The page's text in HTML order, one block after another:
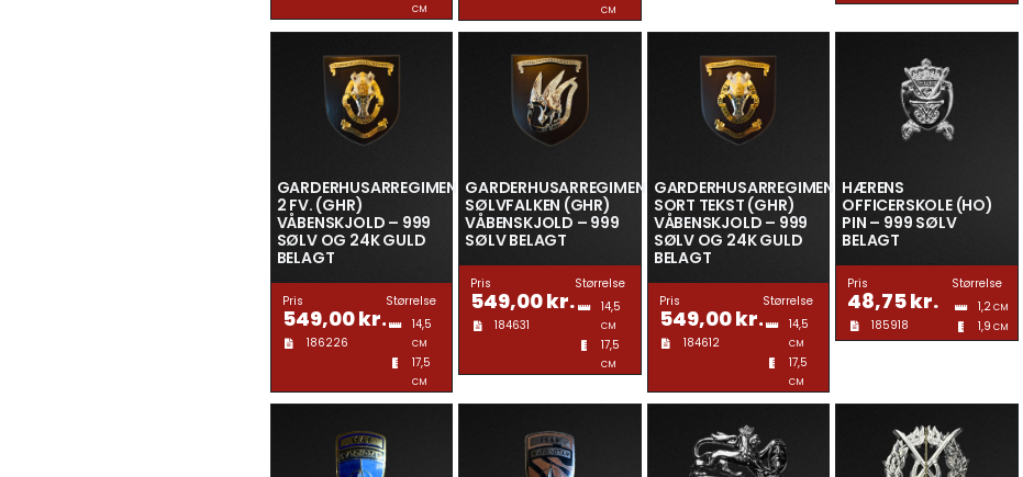
CM CM
GARDERHUSARREGIMENTET
2 FV. (GHR)
VÅBENSKJOLD – 999
SØLV OG 24K GULD
BELAGT
Pris
549,00kr.
186226
Størrelse
14,5
CM
17,5
CM
GARDERHUSARREGIMENTET
SØLVFALKEN (GHR)
VÅBENSKJOLD – 999
SØLV BELAGT
Pris
549,00kr.
184631
Størrelse
14,5
CM
17,5
CM
GARDERHUSARREGIMENTET
SORT TEKST (GHR)
VÅBENSKJOLD – 999
SØLV OG 24K GULD
BELAGT
Pris
549,00kr.
184612
Størrelse
14,5
CM
17,5
CM
HÆRENS
OFFICERSKOLE (HO)
PIN – 999 SØLV
BELAGT
Pris
48,75kr.
185918
Størrelse
1,2CM
1,9 CM